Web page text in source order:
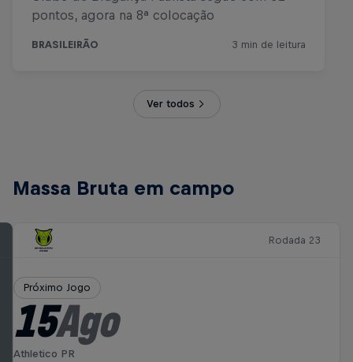
Ver todos
Massa Bruta em campo
Rodada 23
Próximo Jogo
15Ago
Athletico PR